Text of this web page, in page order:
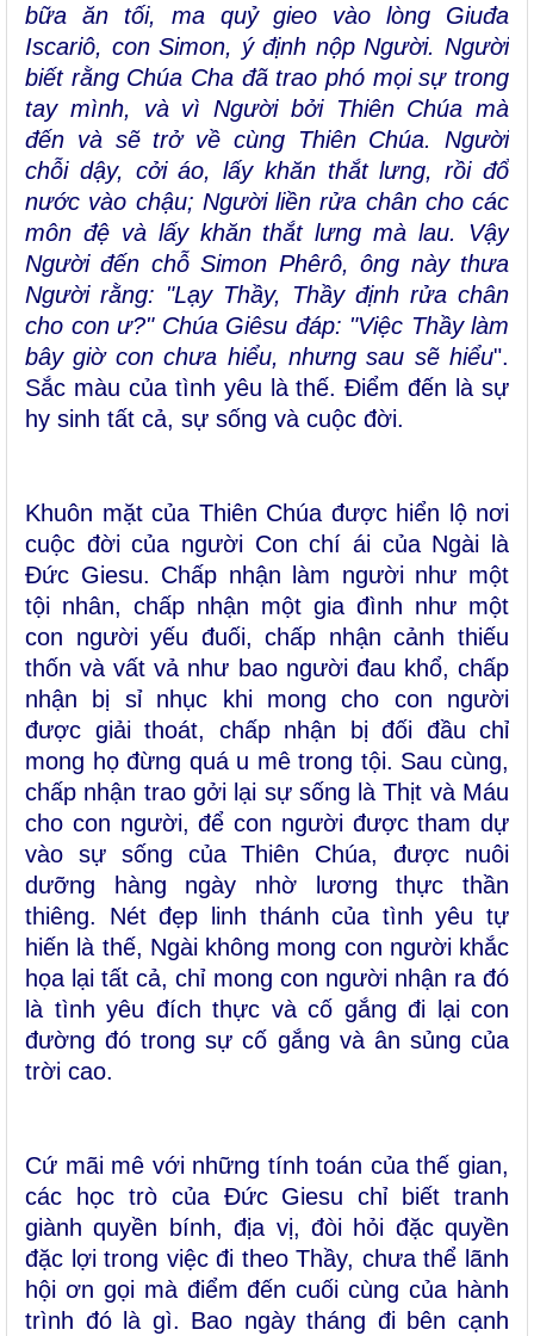
bữa ăn tối, ma quỷ gieo vào lòng Giuđa
Iscariô, con Simon, ý định nộp Người. Người
biết rằng Chúa Cha đã trao phó mọi sự trong
tay mình, và vì Người bởi Thiên Chúa mà
đến và sẽ trở về cùng Thiên Chúa. Người
chỗi dậy, cởi áo, lấy khăn thắt lưng, rồi đổ
nước vào chậu; Người liền rửa chân cho các
môn đệ và lấy khăn thắt lưng mà lau. Vậy
Người đến chỗ Simon Phêrô, ông này thưa
Người rằng: "Lạy Thầy, Thầy định rửa chân
cho con ư?" Chúa Giêsu đáp: "Việc Thầy làm
bây giờ con chưa hiểu, nhưng sau sẽ hiểu".
Sắc màu của tình yêu là thế. Điểm đến là sự
hy sinh tất cả, sự sống và cuộc đời.
Khuôn mặt của Thiên Chúa được hiển lộ nơi
cuộc đời của người Con chí ái của Ngài là
Đức Giesu. Chấp nhận làm người như một
tội nhân, chấp nhận một gia đình như một
con người yếu đuối, chấp nhận cảnh thiếu
thốn và vất vả như bao người đau khổ, chấp
nhận bị sỉ nhục khi mong cho con người
được giải thoát, chấp nhận bị đối đầu chỉ
mong họ đừng quá u mê trong tội. Sau cùng,
chấp nhận trao gởi lại sự sống là Thịt và Máu
cho con người, để con người được tham dự
vào sự sống của Thiên Chúa, được nuôi
dưỡng hàng ngày nhờ lương thực thần
thiêng. Nét đẹp linh thánh của tình yêu tự
hiến là thế, Ngài không mong con người khắc
họa lại tất cả, chỉ mong con người nhận ra đó
là tình yêu đích thực và cố gắng đi lại con
đường đó trong sự cố gắng và ân sủng của
trời cao.
Cứ mãi mê với những tính toán của thế gian,
các học trò của Đức Giesu chỉ biết tranh
giành quyền bính, địa vị, đòi hỏi đặc quyền
đặc lợi trong việc đi theo Thầy, chưa thể lãnh
hội ơn gọi mà điểm đến cuối cùng của hành
trình đó là gì. Bao ngày tháng đi bên cạnh